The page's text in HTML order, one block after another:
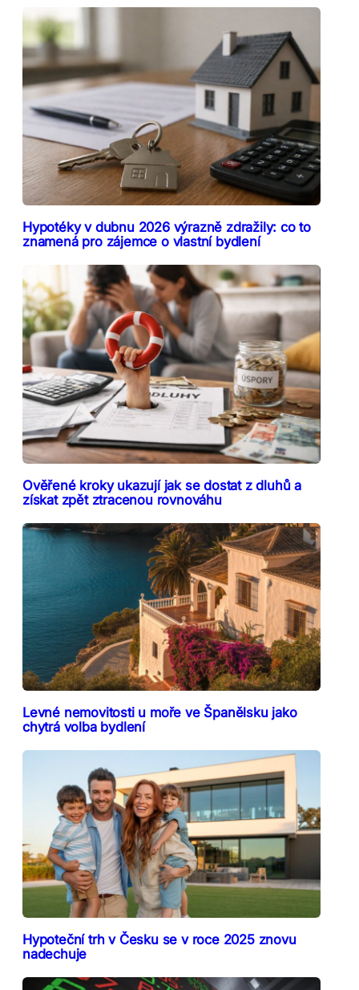
Hypotéky v dubnu 2026 výrazně zdražily: co to
znamená pro zájemce o vlastní bydlení
Ověřené kroky ukazují jak se dostat z dluhů a
získat zpět ztracenou rovnováhu
Levné nemovitosti u moře ve Španělsku jako
chytrá volba bydlení
Hypoteční trh v Česku se v roce 2025 znovu
nadechuje